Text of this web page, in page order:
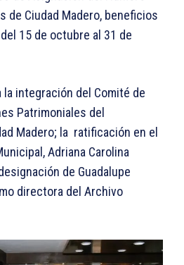
de Ciudad Madero, beneficios
15 de octubre al 31 de
la integración del Comité de
Patrimoniales del
Madero; la ratificación en el
Adriana Carolina
de Guadalupe
directora del Archivo